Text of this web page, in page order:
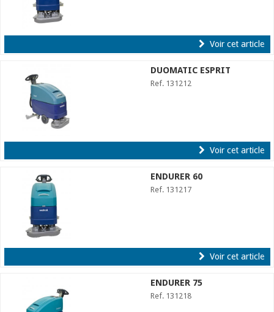
Voir cet article
DUOMATIC ESPRIT
Ref. 131212
Voir cet article
ENDURER 60
Ref. 131217
Voir cet article
ENDURER 75
Ref. 131218